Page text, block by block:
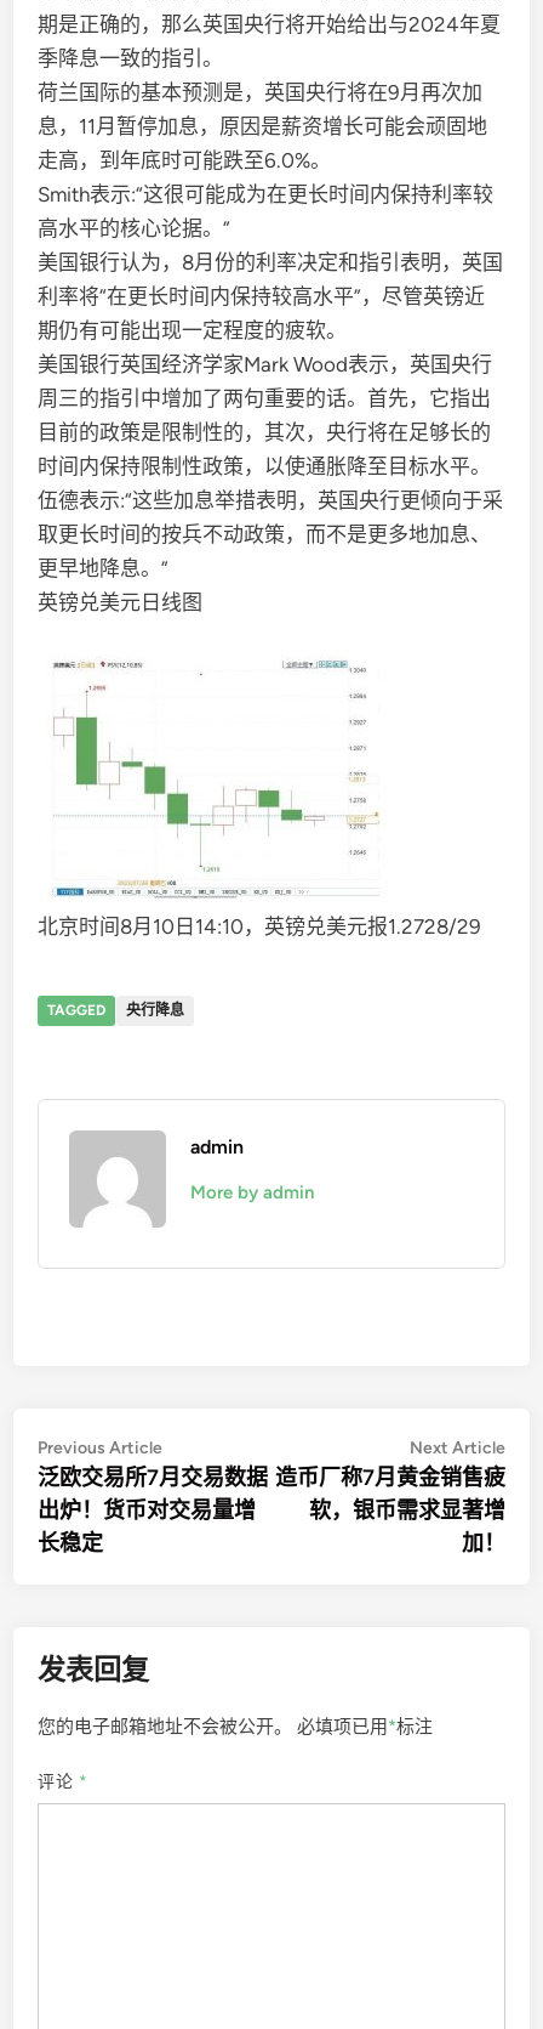
期是正确的，那么英国央行将开始给出与2024年夏
季降息一致的指引。
荷兰国际的基本预测是，英国央行将在9月再次加
息，11月暂停加息，原因是薪资增长可能会顽固地
走高，到年底时可能跌至6.0%。
Smith表示:“这很可能成为在更长时间内保持利率较
高水平的核心论据。”
美国银行认为，8月份的利率决定和指引表明，英国
利率将“在更长时间内保持较高水平”，尽管英镑近
期仍有可能出现一定程度的疲软。
美国银行英国经济学家Mark Wood表示，英国央行
周三的指引中增加了两句重要的话。首先，它指出
目前的政策是限制性的，其次，央行将在足够长的
时间内保持限制性政策，以使通胀降至目标水平。
伍德表示:“这些加息举措表明，英国央行更倾向于采
取更长时间的按兵不动政策，而不是更多地加息、
更早地降息。”
英镑兑美元日线图
北京时间8月10日14:10，英镑兑美元报1.2728/29
TAGGED 央行降息
admin
More by admin
文
章
导
航
Previous ArticlePrevious
article:
泛欧交易所7月交易数据
出炉！货币对交易量增
长稳定
Next Article
造币厂称7月黄金销售疲
软，银币需求显著增
加！
发表回复
您的电子邮箱地址不会被公开。 必填项已用*标注
评论 *